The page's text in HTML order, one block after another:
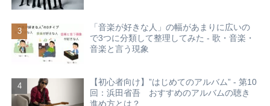
「音楽が好きな人」の幅があまりに広いの
で3つに分類して整理してみた - 歌・音楽・
音楽と言う現象
【初心者向け】”はじめてのアルバム” - 第10
回：浜田省吾 おすすめのアルバムの聴き
進め方とは？